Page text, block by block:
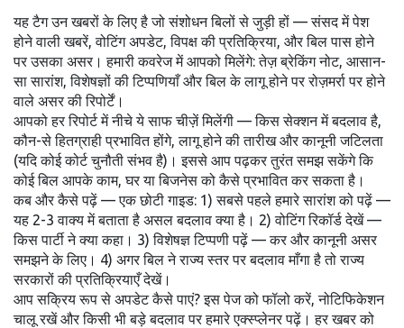
यह टैग उन खबरों के लिए है जो संशोधन बिलों से जुड़ी हों — संसद में पेश
होने वाली खबरें, वोटिंग अपडेट, विपक्ष की प्रतिक्रिया, और बिल पास होने
पर उसका असर। हमारी कवरेज में आपको मिलेंगे: तेज़ ब्रेकिंग नोट, आसान-
सा सारांश, विशेषज्ञों की टिप्पणियाँ और बिल के लागू होने पर रोज़मर्रा पर होने
वाले असर की रिपोर्टें।
आपको हर रिपोर्ट में नीचे ये साफ चीज़ें मिलेंगी — किस सेक्शन में बदलाव है,
कौन-से हितग्राही प्रभावित होंगे, लागू होने की तारीख और कानूनी जटिलता
(यदि कोई कोर्ट चुनौती संभव है)। इससे आप पढ़कर तुरंत समझ सकेंगे कि
कोई बिल आपके काम, घर या बिजनेस को कैसे प्रभावित कर सकता है।
कब और कैसे पढ़ें — एक छोटी गाइड: 1) सबसे पहले हमारे सारांश को पढ़ें —
यह 2-3 वाक्य में बताता है असल बदलाव क्या है। 2) वोटिंग रिकॉर्ड देखें —
किस पार्टी ने क्या कहा। 3) विशेषज्ञ टिप्पणी पढ़ें — कर और कानूनी असर
समझने के लिए। 4) अगर बिल ने राज्य स्तर पर बदलाव माँगा है तो राज्य
सरकारों की प्रतिक्रियाएँ देखें।
आप सक्रिय रूप से अपडेट कैसे पाएं? इस पेज को फॉलो करें, नोटिफिकेशन
चालू रखें और किसी भी बड़े बदलाव पर हमारे एक्स्प्लेनर पढ़ें। हर खबर को